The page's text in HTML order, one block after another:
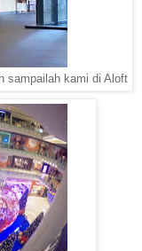
sampailah kami di Aloft